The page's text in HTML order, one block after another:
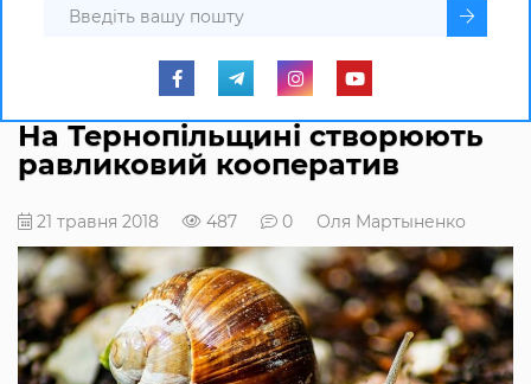
На Тернопільщині створюють
равликовий кооператив
21 травня 2018 487 0 Оля Мартыненко